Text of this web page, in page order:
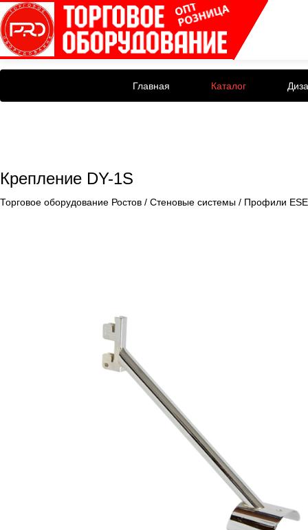
Главная Каталог
Крепление DY-1S
Торговое оборудование Ростов / Стеновые системы / Профили